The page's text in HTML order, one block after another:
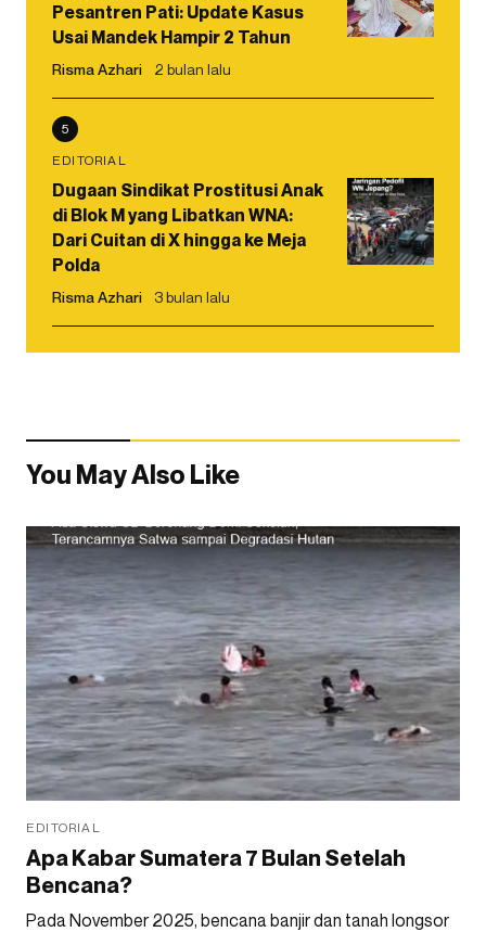
Pesantren Pati: Update Kasus
Usai Mandek Hampir 2 Tahun
Risma Azhari 2 bulan lalu
5
EDITORIAL
Dugaan Sindikat Prostitusi Anak
di Blok M yang Libatkan WNA:
Dari Cuitan di X hingga ke Meja
Polda
Risma Azhari 3 bulan lalu
You May Also Like
EDITORIAL
Apa Kabar Sumatera 7 Bulan Setelah
Bencana?
Pada November 2025, bencana banjir dan tanah longsor